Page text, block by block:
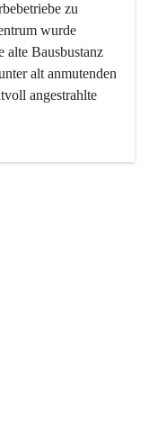
zu
wurde
alte Bausbustanz
alt anmutenden
angestrahlte
ist aber integrativer